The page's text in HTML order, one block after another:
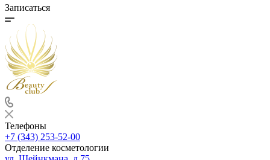
Записаться
Телефоны
+7 (343) 253-52-00
Отделение косметологии